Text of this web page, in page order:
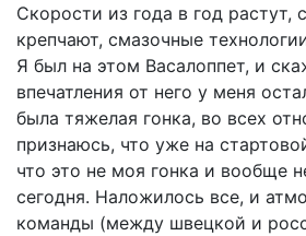
Скорости из года в год растут,
крепчают, смазочные
Я был на этом Васалоппет, и
впечатления от него у меня
была тяжелая гонка, во всех
признаюсь, что уже на
что это не моя гонка и вообще
сегодня. Наложилось все, и
команды (между швецкой и